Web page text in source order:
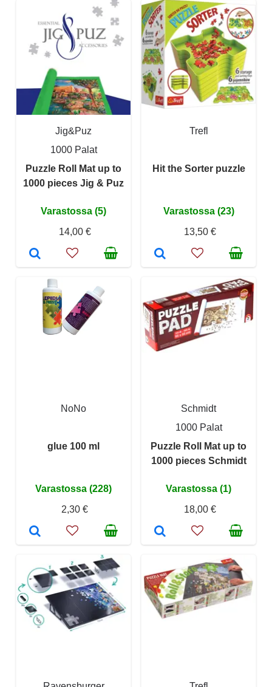
Jig&Puz
1000 Palat
Puzzle Roll Mat up to
1000 pieces Jig & Puz
Varastossa (5)
14,00 €
Trefl
Hit the Sorter puzzle
Varastossa (23)
13,50 €
NoNo
glue 100 ml
Varastossa (228)
2,30 €
Schmidt
1000 Palat
Puzzle Roll Mat up to
1000 pieces Schmidt
Varastossa (1)
18,00 €